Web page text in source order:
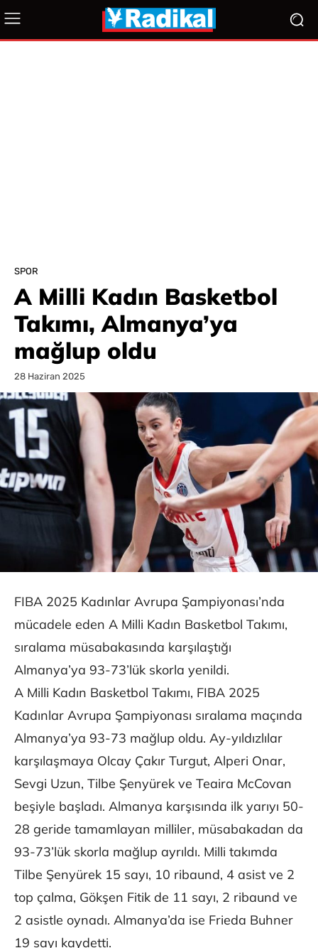
SPOR
A Milli Kadın Basketbol
Takımı, Almanya’ya
mağlup oldu
28 Haziran 2025
FIBA 2025 Kadınlar Avrupa Şampiyonası’nda
mücadele eden A Milli Kadın Basketbol Takımı,
sıralama müsabakasında karşılaştığı
Almanya’ya 93-73’lük skorla yenildi.
A Milli Kadın Basketbol Takımı, FIBA 2025
Kadınlar Avrupa Şampiyonası sıralama maçında
Almanya’ya 93-73 mağlup oldu. Ay-yıldızlılar
karşılaşmaya Olcay Çakır Turgut, Alperi Onar,
Sevgi Uzun, Tilbe Şenyürek ve Teaira McCovan
beşiyle başladı. Almanya karşısında ilk yarıyı 50-
28 geride tamamlayan milliler, müsabakadan da
93-73’lük skorla mağlup ayrıldı. Milli takımda
Tilbe Şenyürek 15 sayı, 10 ribaund, 4 asist ve 2
top çalma, Gökşen Fitik de 11 sayı, 2 ribaund ve
2 asistle oynadı. Almanya’da ise Frieda Buhner
19 sayı kaydetti.